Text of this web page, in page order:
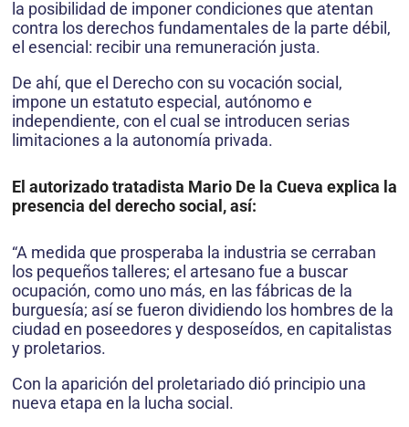
la posibilidad de imponer condiciones que atentan
contra los derechos fundamentales de la parte débil,
el esencial: recibir una remuneración justa.
De ahí, que el Derecho con su vocación social,
impone un estatuto especial, autónomo e
independiente, con el cual se introducen serias
limitaciones a la autonomía privada.
El autorizado tratadista Mario De la Cueva explica la
presencia del derecho social, así:
“A medida que prosperaba la industria se cerraban
los pequeños talleres; el artesano fue a buscar
ocupación, como uno más, en las fábricas de la
burguesía; así se fueron dividiendo los hombres de la
ciudad en poseedores y desposeídos, en capitalistas
y proletarios.
Con la aparición del proletariado dió principio una
nueva etapa en la lucha social.